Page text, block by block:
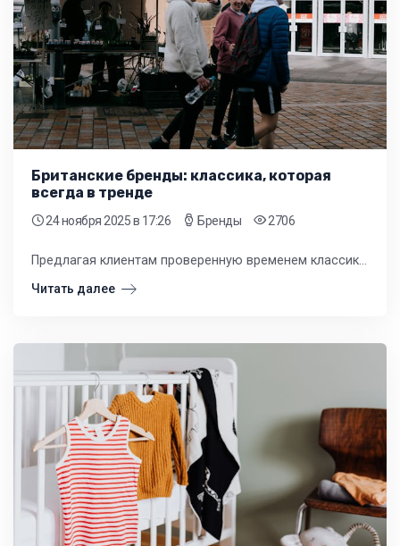
Британские бренды: классика, которая
всегда в тренде
24 ноября 2025в 17:26 Бренды 2706
Предлагая клиентам проверенную временем классику, вы демонстрируете глубокое понимание их потребностей в долговечности и безупречном вкусе. Такой подход закономерно повышает доверие к вашему магазину и формирует устойчивый спрос.
Читать далее